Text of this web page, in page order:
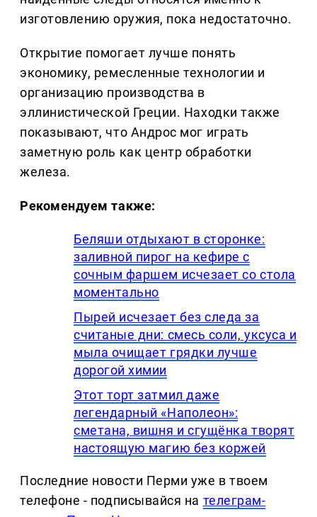
изготовлению оружия, пока недостаточно.
Открытие помогает лучше понять
экономику, ремесленные технологии и
организацию производства в
эллинистической Греции. Находки также
показывают, что Андрос мог играть
заметную роль как центр обработки
железа.
Рекомендуем также:
Беляши отдыхают в сторонке:
заливной пирог на кефире с
сочным фаршем исчезает со стола
моментально
Пырей исчезает без следа за
считаные дни: смесь соли, уксуса и
мыла очищает грядки лучше
дорогой химии
Этот торт затмил даже
легендарный «Наполеон»:
сметана, вишня и сгущёнка творят
настоящую магию без коржей
Последние новости Перми уже в твоем
телефоне - подписывайся на телеграм-